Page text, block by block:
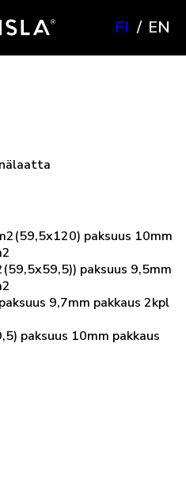
FI EN
paksuus 10mm
paksuus 9,5mm
9,7mm pakkaus 2kpl
paksuus 10mm pakkaus